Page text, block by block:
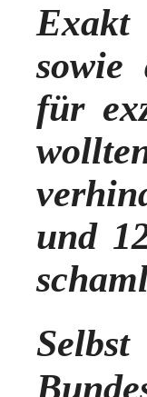
Exakt
sowie
für
und